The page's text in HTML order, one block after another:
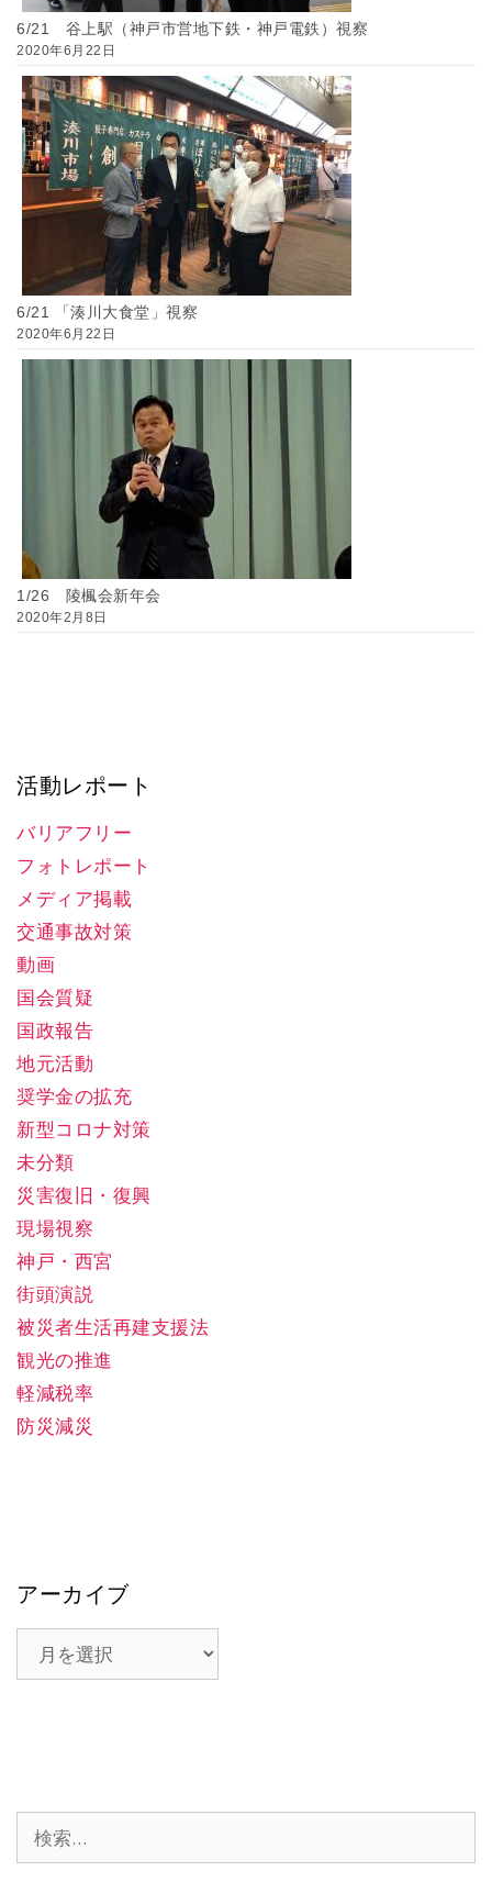
6/21 谷上駅（神戸市営地下鉄・神戸電鉄）視察
2020年6月22日
6/21 「湊川大食堂」視察
2020年6月22日
1/26 陵楓会新年会
2020年2月8日
活動レポート
バリアフリー
フォトレポート
メディア掲載
交通事故対策
動画
国会質疑
国政報告
地元活動
奨学金の拡充
新型コロナ対策
未分類
災害復旧・復興
現場視察
神戸・西宮
街頭演説
被災者生活再建支援法
観光の推進
軽減税率
防災減災
アーカイブ
索: